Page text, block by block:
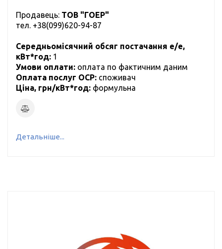
Продавець: ТОВ "ГОЕР"
тел. +38(099)620-94-87
Середньомісячний обсяг постачання е/е,
кВт*год: 1
Умови оплати: оплата по фактичним даним
Оплата послуг ОСР: cпоживач
Ціна, грн/кВт*год: формульна
Детальніше...